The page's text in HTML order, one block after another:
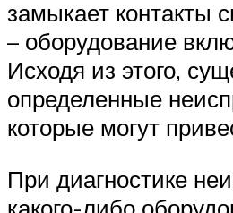
замыкает контакты
– оборудование
Исходя из этого,
определенные
которые могут
При диагностике
какого-либо